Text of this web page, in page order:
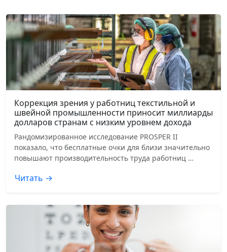
Коррекция зрения у работниц текстильной и
швейной промышленности приносит миллиарды
долларов странам с низким уровнем дохода
Рандомизированное исследование PROSPER II
показало, что бесплатные очки для близи значительно
повышают производительность труда работниц …
Читать →